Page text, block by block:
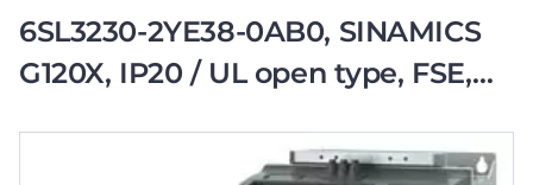
6SL3230-2YE38-0AB0, SINAMICS
G120X, IP20 / UL open type, FSE,